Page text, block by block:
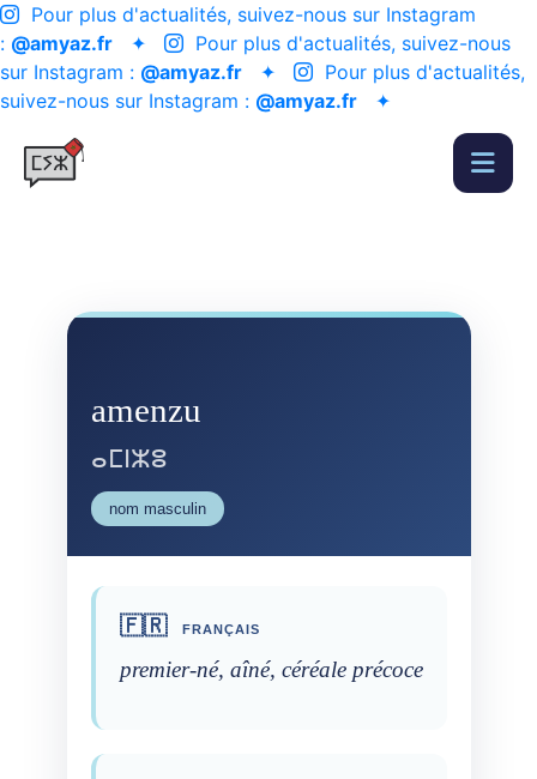
Pour plus d'actualités, suivez-nous sur Instagram
: @amyaz.fr ✦
Pour plus d'actualités, suivez-nous
sur Instagram : @amyaz.fr ✦
Pour plus d'actualités,
suivez-nous sur Instagram : @amyaz.fr ✦
amenzu
ⴰⵎⵏⵣⵓ
nom masculin
🇫🇷 FRANÇAIS
premier-né, aîné, céréale précoce